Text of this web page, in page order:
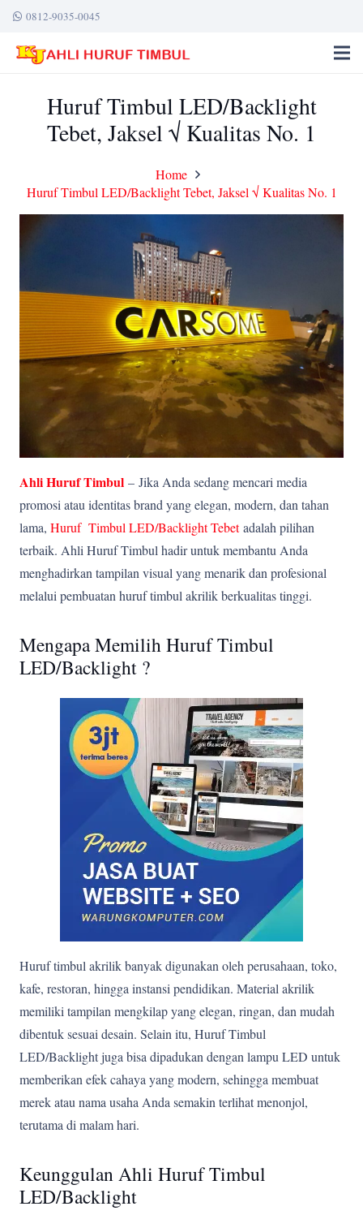
0812-9035-0045
Huruf Timbul LED/Backlight
Tebet, Jaksel √ Kualitas No. 1
Home
Huruf Timbul LED/Backlight Tebet, Jaksel √ Kualitas No. 1
Ahli Huruf Timbul – Jika Anda sedang mencari media
promosi atau identitas brand yang elegan, modern, dan tahan
lama, Huruf Timbul LED/Backlight Tebetadalah pilihan
terbaik. Ahli Huruf Timbul hadir untuk membantu Anda
menghadirkan tampilan visual yang menarik dan profesional
melalui pembuatan huruf timbul akrilik berkualitas tinggi.
Mengapa Memilih Huruf Timbul
LED/Backlight ?
Huruf timbul akrilik banyak digunakan oleh perusahaan, toko,
kafe, restoran, hingga instansi pendidikan. Material akrilik
memiliki tampilan mengkilap yang elegan, ringan, dan mudah
dibentuk sesuai desain. Selain itu, Huruf Timbul
LED/Backlight juga bisa dipadukan dengan lampu LED untuk
memberikan efek cahaya yang modern, sehingga membuat
merek atau nama usaha Anda semakin terlihat menonjol,
terutama di malam hari.
Keunggulan Ahli Huruf Timbul
LED/Backlight